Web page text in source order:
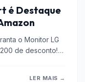
é Destaque
o Monitor LG
de desconto!
LER MAIS →